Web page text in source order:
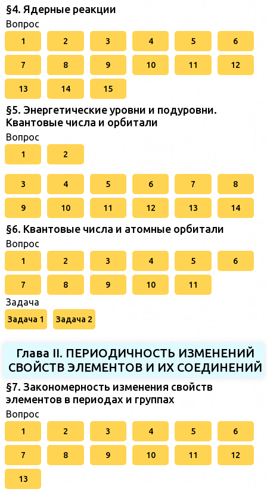
§4. Ядерные реакции
Вопрос
1 2 3 4 5 6
7 8 9 10 11 12
13 14 15
§5. Энергетические уровни и подуровни.
Квантовые числа и орбитали
Вопрос
1 2
3 4 5 6 7 8
9 10 11 12 13 14
§6. Квантовые числа и атомные орбитали
Вопрос
1 2 3 4 5 6
7 8 9 10 11
Задача
Задача 1 Задача 2
Глава II. ПЕРИОДИЧНОСТЬ ИЗМЕНЕНИЙ
СВОЙСТВ ЭЛЕМЕНТОВ И ИХ СОЕДИНЕНИЙ
§7. Закономерность изменения свойств
элементов в периодах и группах
Вопрос
1 2 3 4 5 6
7 8 9 10 11 12
13